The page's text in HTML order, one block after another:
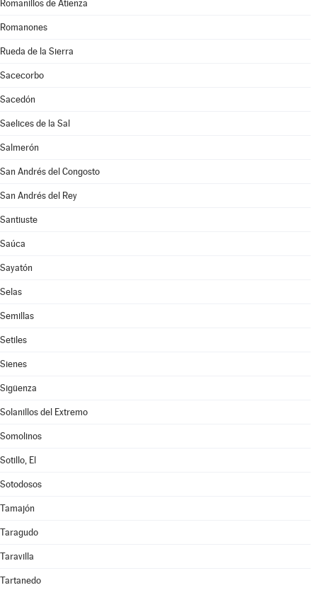
Romanillos de Atienza
Romanones
Rueda de la Sierra
Sacecorbo
Sacedón
Saelices de la Sal
Salmerón
San Andrés del Congosto
San Andrés del Rey
Santiuste
Saúca
Sayatón
Selas
Semillas
Setiles
Sienes
Sigüenza
Solanillos del Extremo
Somolinos
Sotillo, El
Sotodosos
Tamajón
Taragudo
Taravilla
Tartanedo